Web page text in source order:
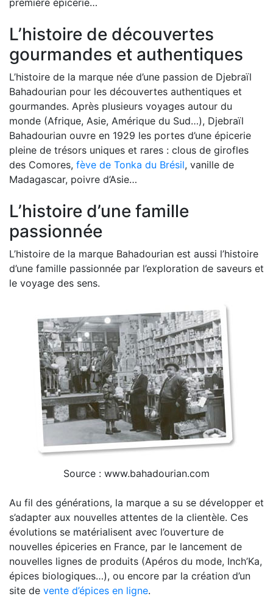
première épicerie…
L’histoire de découvertes
gourmandes et authentiques
L’histoire de la marque née d’une passion de Djebraïl
Bahadourian pour les découvertes authentiques et
gourmandes. Après plusieurs voyages autour du
monde (Afrique, Asie, Amérique du Sud…), Djebraïl
Bahadourian ouvre en 1929 les portes d’une épicerie
pleine de trésors uniques et rares : clous de girofles
des Comores, fève de Tonka du Brésil, vanille de
Madagascar, poivre d’Asie…
L’histoire d’une famille
passionnée
L’histoire de la marque Bahadourian est aussi l’histoire
d’une famille passionnée par l’exploration de saveurs et
le voyage des sens.
Source : www.bahadourian.com
Au fil des générations, la marque a su se développer et
s’adapter aux nouvelles attentes de la clientèle. Ces
évolutions se matérialisent avec l’ouverture de
nouvelles épiceries en France, par le lancement de
nouvelles lignes de produits (Apéros du mode, Inch’Ka,
épices biologiques…), ou encore par la création d’un
site de vente d’épices en ligne.